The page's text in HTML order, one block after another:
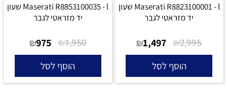
Maserati R8823100001 - l שעון
יד מזראטי לגבר
₪2,995
₪1,497
הוסף לסל
Maserati R8853100035 - l שעון
יד מזראטי לגבר
₪1,950
₪975
הוסף לסל